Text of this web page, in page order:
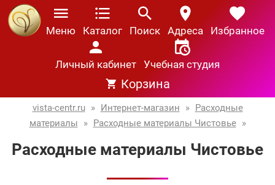
Меню Каталог Поиск Адреса Избранное
Личный кабинет Учебная студия
Корзина
vista-centr.ru » Интернет-магазин » Расходные
материалы
» Расходные материалы Чистовье »
Расходные материалы Чистовье